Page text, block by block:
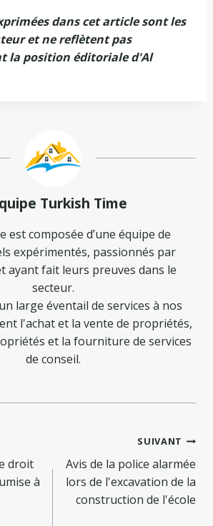
dans cet article sont les
et ne reflètent pas
la position éditoriale d'Al
Turkish Time
est composée d’une équipe de
expérimentés, passionnés par
ayant fait leurs preuves dans le
secteur.
large éventail de services à nos
l'achat et la vente de propriétés,
et la fourniture de services
de conseil.
droit
à
SUIVANT
Avis de la police alarmée
lors de l'excavation de la
construction de l'école